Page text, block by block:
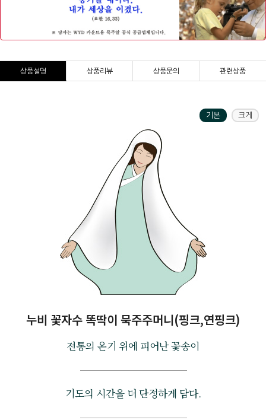
상품설명 상품리뷰 상품문의 관련상품
기본 크게
누비 꽃자수 똑딱이 묵주주머니(핑크,연핑크)
전통의 온기 위에 피어난 꽃송이
기도의 시간을 더 단정하게 담다.